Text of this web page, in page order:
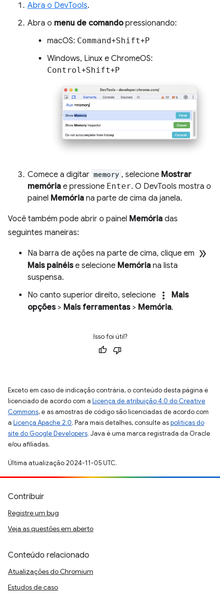
Abra o DevTools.
Abra o menu de comandopressionando:
macOS: Command+Shift+P
Windows, Linux e ChromeOS:
Control+Shift+P
Comece a digitar memory , selecione Mostrar
memória e pressione Enter. O DevTools mostra o
painel Memória na parte de cima da janela.
Você também pode abrir o painel Memória das
seguintes maneiras:
Na barra de ações na parte de cima, clique em double_arrow
Mais painéise selecione Memória na lista
suspensa.
No canto superior direito, selecione
more_vert
Mais
opções> Mais ferramentas> Memória.
Isso foi útil?
Exceto em caso de indicação contrária, o conteúdo desta página é
licenciado de acordo com a Licença de atribuição 4.0 do Creative
Commons, e as amostras de código são licenciadas de acordo com
a Licença Apache 2.0. Para mais detalhes, consulte aspolíticas do
site do Google Developers. Java é uma marca registrada da Oracle
e/ou afiliadas.
Última atualização 2024-11-05 UTC.
Contribuir
Registre um bug
Veja as questões em aberto
Conteúdo relacionado
Atualizações do Chromium
Estudos de caso